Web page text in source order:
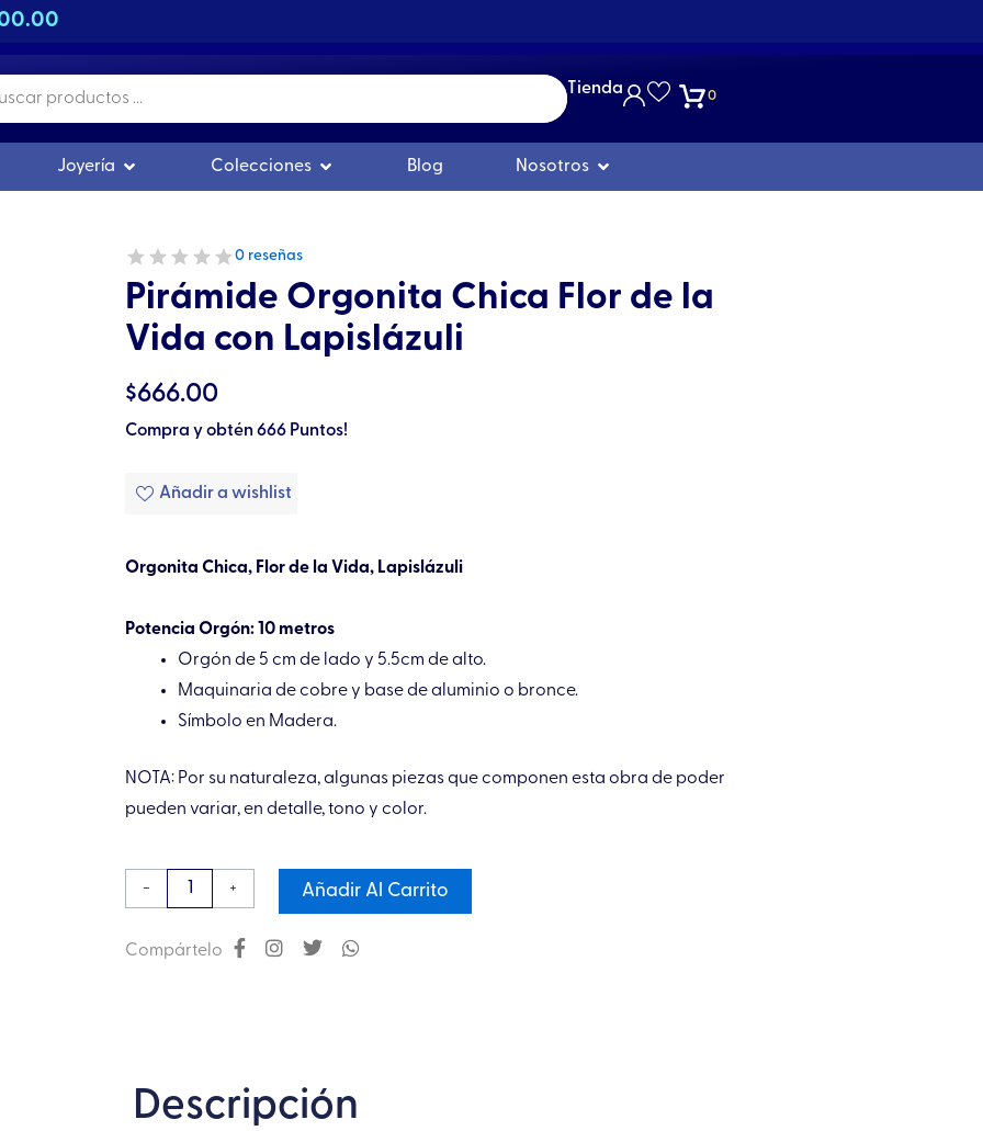
Tienda 0
Orgonitas
Joyería Abrir JoyeríaColecciones Abrir Colecciones
Blog Nosotros Abrir Nosotros
0 reseñas
Pirámide Orgonita Chica Flor de la
Vida con Lapislázuli
$666.00
Compra y obtén 666 Puntos!
Añadir a wishlist
Orgonita Chica, Flor de la Vida, Lapislázuli
Potencia Orgón: 10 metros
Orgón de 5 cm de lado y 5.5cm de alto.
Maquinaria de cobre y base de aluminio o bronce.
Símbolo en Madera.
NOTA: Por su naturaleza, algunas piezas que componen esta obra de poder
pueden variar, en detalle, tono y color.
-
Pirámide
Orgonita
Chica
con
+ Añadir Al Carrito
Compártelo
Descripción